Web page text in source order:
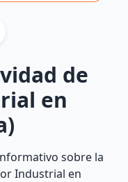
de
en
sobre la
Industrial en